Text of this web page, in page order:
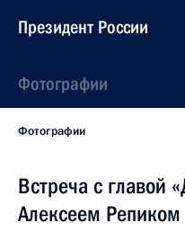
Президент России
Фотографии
Фотографии
Встреча с главой
Алексеем Репиком